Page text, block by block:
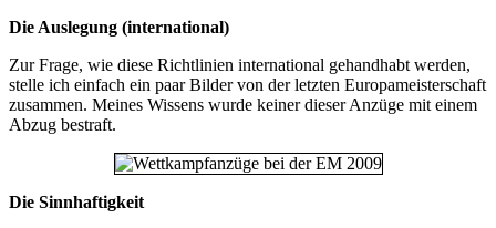
Die Auslegung (international)
Zur Frage, wie diese Richtlinien international gehandhabt werden,
stelle ich einfach ein paar Bilder von der letzten Europameisterschaft
zusammen. Meines Wissens wurde keiner dieser Anzüge mit einem
Abzug bestraft.
Die Sinnhaftigkeit